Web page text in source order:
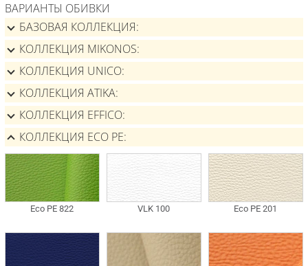
ВАРИАНТЫ ОБИВКИ
БАЗОВАЯ КОЛЛЕКЦИЯ
КОЛЛЕКЦИЯ MIKONOS
КОЛЛЕКЦИЯ UNICO
КОЛЛЕКЦИЯ ATIKA
КОЛЛЕКЦИЯ EFFICO
КОЛЛЕКЦИЯ ECO PE